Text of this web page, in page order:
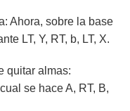
Ahora, sobre la base
LT, Y, RT, b, LT, X.
quitar almas:
se hace A, RT, B,